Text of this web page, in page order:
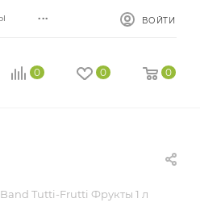
... ВОЙТИ
0 0 0
Tutti-Frutti Фрукты 1 л